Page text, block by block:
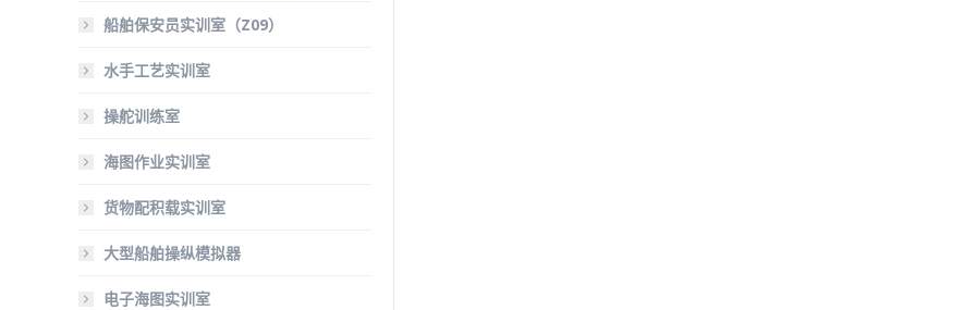
船舶保安员实训室（Z09）
水手工艺实训室
操舵训练室
海图作业实训室
货物配积载实训室
大型船舶操纵模拟器
电子海图实训室